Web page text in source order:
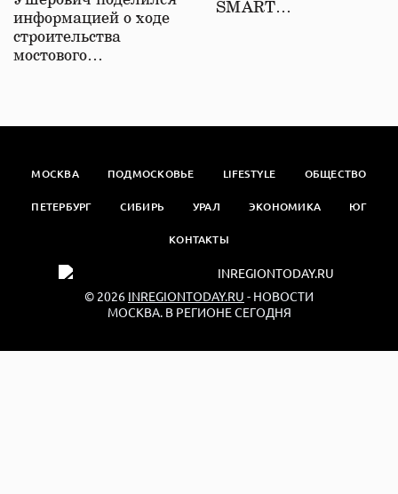
информацией о ходе
строительства
мостового…
SMART…
МОСКВА ПОДМОСКОВЬЕ LIFESTYLE ОБЩЕСТВО
ПЕТЕРБУРГ СИБИРЬ УРАЛ ЭКОНОМИКА ЮГ
КОНТАКТЫ
© 2026 INREGIONTODAY.RU - НОВОСТИ
МОСКВА. В РЕГИОНЕ СЕГОДНЯ